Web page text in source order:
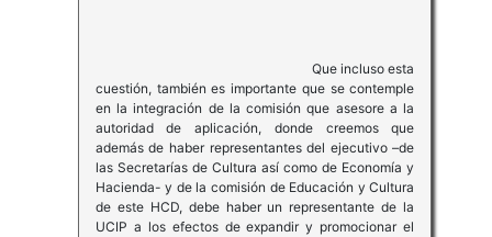
Que incluso esta
cuestión, también es importante que se contemple
en la integración de la comisión que asesore a la
autoridad de aplicación, donde creemos que
además de haber representantes del ejecutivo –de
las Secretarías de Cultura así como de Economía y
Hacienda- y de la comisión de Educación y Cultura
de este HCD, debe haber un representante de la
UCIP a los efectos de expandir y promocionar el